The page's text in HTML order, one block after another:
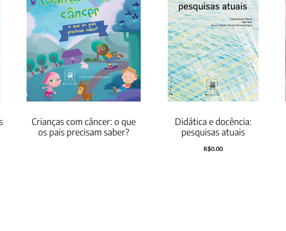
Crianças com câncer: o que
os pais precisam saber?
Didática e docência:
pesquisas atuais
O
R$0.00
O